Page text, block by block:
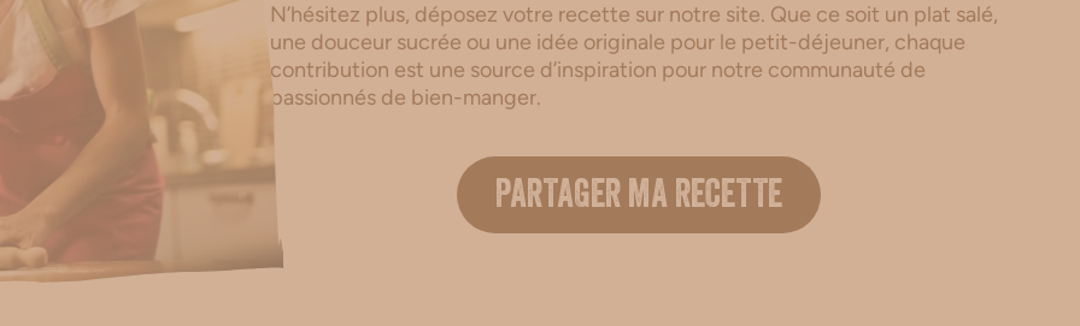
N’hésitez plus, déposez votre recette sur notre site. Que ce soit un plat salé,
une douceur sucrée ou une idée originale pour le petit-déjeuner, chaque
contribution est une source d’inspiration pour notre communauté de
passionnés de bien-manger.
PARTAGER MA RECETTE